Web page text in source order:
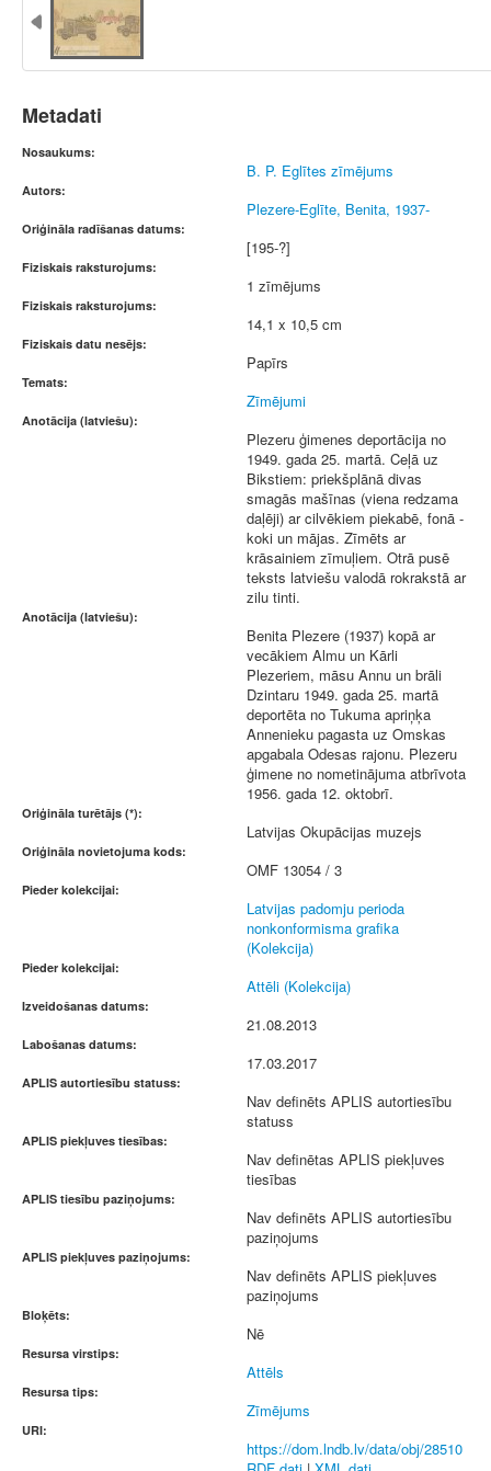
Metadati
Nosaukums:
B. P. Eglītes zīmējums
Autors:
Plezere-Eglīte, Benita, 1937-
Oriģināla radīšanas datums:
[195-?]
Fiziskais raksturojums:
1 zīmējums
Fiziskais raksturojums:
14,1 x 10,5 cm
Fiziskais datu nesējs:
Papīrs
Temats:
Zīmējumi
Anotācija (latviešu):
Plezeru ģimenes deportācija no
1949. gada 25. martā. Ceļā uz
Bikstiem: priekšplānā divas
smagās mašīnas (viena redzama
daļēji) ar cilvēkiem piekabē, fonā -
koki un mājas. Zīmēts ar
krāsainiem zīmuļiem. Otrā pusē
teksts latviešu valodā rokrakstā ar
zilu tinti.
Anotācija (latviešu):
Benita Plezere (1937) kopā ar
vecākiem Almu un Kārli
Plezeriem, māsu Annu un brāli
Dzintaru 1949. gada 25. martā
deportēta no Tukuma apriņķa
Annenieku pagasta uz Omskas
apgabala Odesas rajonu. Plezeru
ģimene no nometinājuma atbrīvota
1956. gada 12. oktobrī.
Oriģināla turētājs (*):
Latvijas Okupācijas muzejs
Oriģināla novietojuma kods:
OMF 13054 / 3
Pieder kolekcijai:
Latvijas padomju perioda
nonkonformisma grafika
(Kolekcija)
Pieder kolekcijai:
Attēli (Kolekcija)
Izveidošanas datums:
21.08.2013
Labošanas datums:
17.03.2017
APLIS autortiesību statuss:
Nav definēts APLIS autortiesību
statuss
APLIS piekļuves tiesības:
Nav definētas APLIS piekļuves
tiesības
APLIS tiesību paziņojums:
Nav definēts APLIS autortiesību
paziņojums
APLIS piekļuves paziņojums:
Nav definēts APLIS piekļuves
paziņojums
Bloķēts:
Nē
Resursa virstips:
Attēls
Resursa tips:
Zīmējums
URI:
https://dom.lndb.lv/data/obj/28510